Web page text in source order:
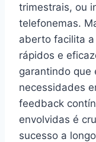
trimestrais, ou
telefonemas.
aberto facilita
rápidos e
garantindo que
necessidades
feedback
envolvidas é
sucesso a